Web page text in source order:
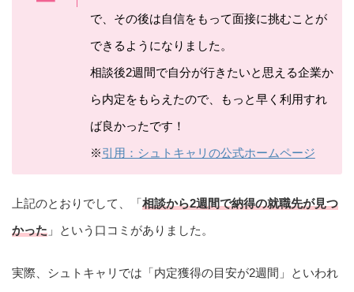
で、その後は自信をもって面接に挑むことが
できるようになりました。
相談後2週間で自分が行きたいと思える企業か
ら内定をもらえたので、もっと早く利用すれ
ば良かったです！
※引用：シュトキャリの公式ホームページ
上記のとおりでして、「相談から2週間で納得の就職先が見つ
かった 」という口コミがありました。
実際、シュトキャリでは「内定獲得の目安が2週間」といわれ